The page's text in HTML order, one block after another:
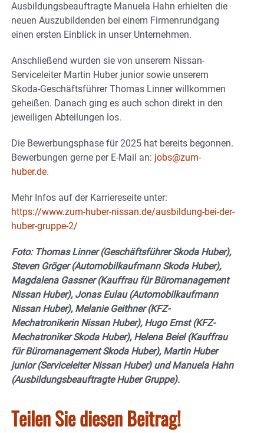
Ausbildungsbeauftragte Manuela Hahn erhielten die
neuen Auszubildenden bei einem Firmenrundgang
einen ersten Einblick in unser Unternehmen.
Anschließend wurden sie von unserem Nissan-
Serviceleiter Martin Huber junior sowie unserem
Skoda-Geschäftsführer Thomas Linner willkommen
geheißen. Danach ging es auch schon direkt in den
jeweiligen Abteilungen los.
Die Bewerbungsphase für 2025 hat bereits begonnen.
Bewerbungen gerne per E-Mail an: jobs@zum-
huber.de.
Mehr Infos auf der Karriereseite unter:
https://www.zum-huber-nissan.de/ausbildung-bei-der-
huber-gruppe-2/
Foto: Thomas Linner (Geschäftsführer Skoda Huber),
Steven Gröger (Automobilkaufmann Skoda Huber),
Magdalena Gassner (Kauffrau für Büromanagement
Nissan Huber), Jonas Eulau (Automobilkaufmann
Nissan Huber), Melanie Geithner (KFZ-
Mechatronikerin Nissan Huber), Hugo Ernst (KFZ-
Mechatroniker Skoda Huber), Helena Beiel (Kauffrau
für Büromanagement Skoda Huber), Martin Huber
junior (Serviceleiter Nissan Huber) und Manuela Hahn
(Ausbildungsbeauftragte Huber Gruppe).
Teilen Sie diesen Beitrag!